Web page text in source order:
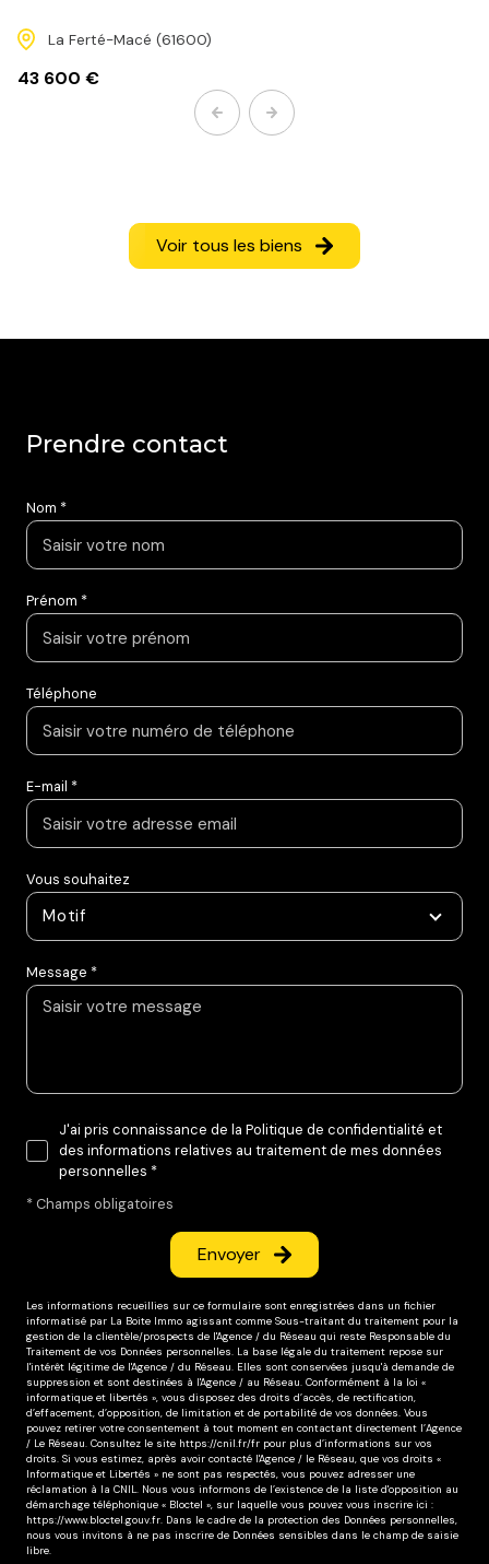
La Ferté-Macé (61600)
43 600 €
Voir tous les biens
prendre contact
Nom *
Prénom *
Téléphone
E-mail *
Vous souhaitez
Motif
Message *
J'ai pris connaissance de la Politique de confidentialité et
des informations relatives au traitement de mes données
personnelles *
* Champs obligatoires
Envoyer
Les informations recueillies sur ce formulaire sont enregistrées dans un fichier
informatisé par La Boite Immo agissant comme Sous-traitant du traitement pour la
gestion de la clientèle/prospects de l'Agence / du Réseau qui reste Responsable du
Traitement de vos Données personnelles. La base légale du traitement repose sur
l'intérêt légitime de l'Agence / du Réseau. Elles sont conservées jusqu'à demande de
suppression et sont destinées à l'Agence / au Réseau. Conformément à la loi «
informatique et libertés », vous disposez des droits d’accès, de rectification,
d’effacement, d’opposition, de limitation et de portabilité de vos données. Vous
pouvez retirer votre consentement à tout moment en contactant directement l’Agence
/ Le Réseau. Consultez le site https://cnil.fr/fr pour plus d’informations sur vos
droits. Si vous estimez, après avoir contacté l'Agence / le Réseau, que vos droits «
Informatique et Libertés » ne sont pas respectés, vous pouvez adresser une
réclamation à la CNIL. Nous vous informons de l’existence de la liste d'opposition au
démarchage téléphonique « Bloctel », sur laquelle vous pouvez vous inscrire ici :
https://www.bloctel.gouv.fr. Dans le cadre de la protection des Données personnelles,
nous vous invitons à ne pas inscrire de Données sensibles dans le champ de saisie
libre.